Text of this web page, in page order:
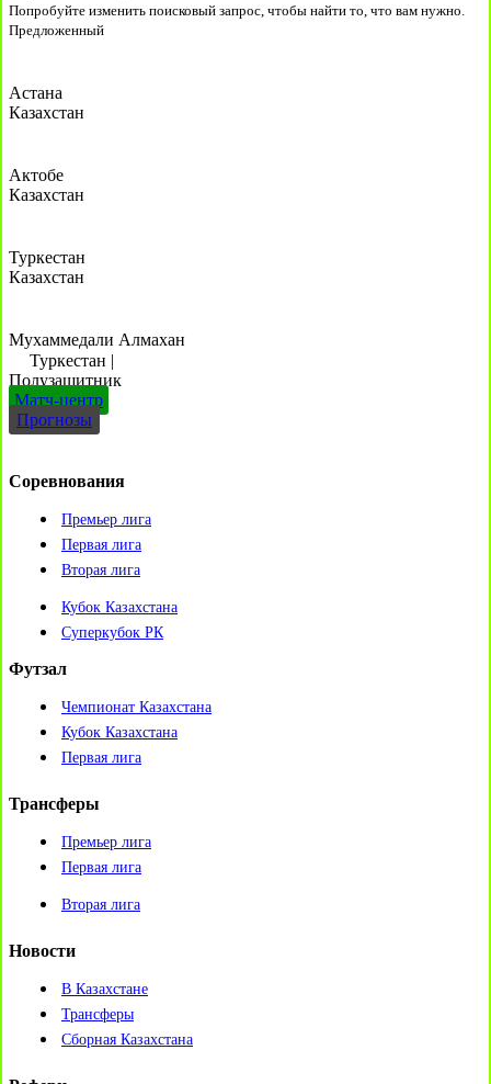
Попробуйте изменить поисковый запрос, чтобы найти то, что вам нужно.
Предложенный
Астана
Казахстан
Актобе
Казахстан
Туркестан
Казахстан
Мухаммедали Алмахан
Туркестан |
Полузащитник
Матч-центр
Прогнозы
Соревнования
Премьер лига
Первая лига
Вторая лига
Кубок Казахстана
Суперкубок РК
Футзал
Чемпионат Казахстана
Кубок Казахстана
Первая лига
Трансферы
Премьер лига
Первая лига
Вторая лига
Новости
В Казахстане
Трансферы
Сборная Казахстана